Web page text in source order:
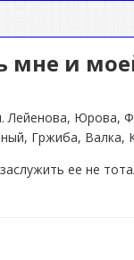
мне и
Юрова,
Гржиба, Валка,
ее не